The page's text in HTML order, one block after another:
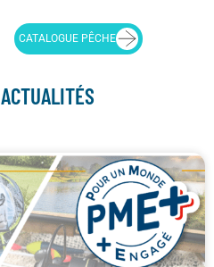
CATALOGUE PÊCHE
ACTUALITÉS